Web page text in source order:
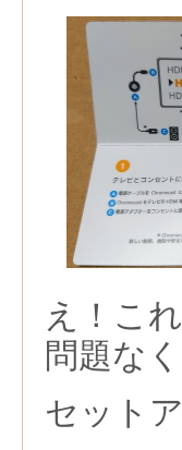
え！こ
問題な
セット